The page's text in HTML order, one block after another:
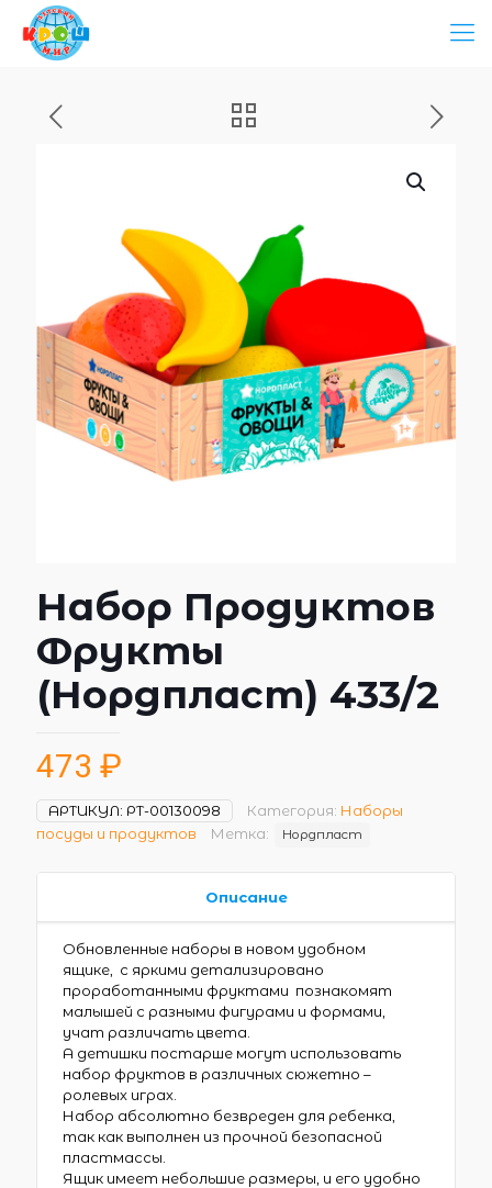
Набор Продуктов
Фрукты
(Нордпласт) 433/2
473 ₽
АРТИКУЛ: РТ-00130098 Категория: Наборы
посуды и продуктов
Метка: Нордпласт
Описание
Обновленные наборы в новом удобном
ящике, с яркими детализировано
проработанными фруктами познакомят
малышей с разными фигурами и формами,
учат различать цвета.
А детишки постарше могут использовать
набор фруктов в различных сюжетно –
ролевых играх.
Набор абсолютно безвреден для ребенка,
так как выполнен из прочной безопасной
пластмассы.
Ящик имеет небольшие размеры, и его удобно